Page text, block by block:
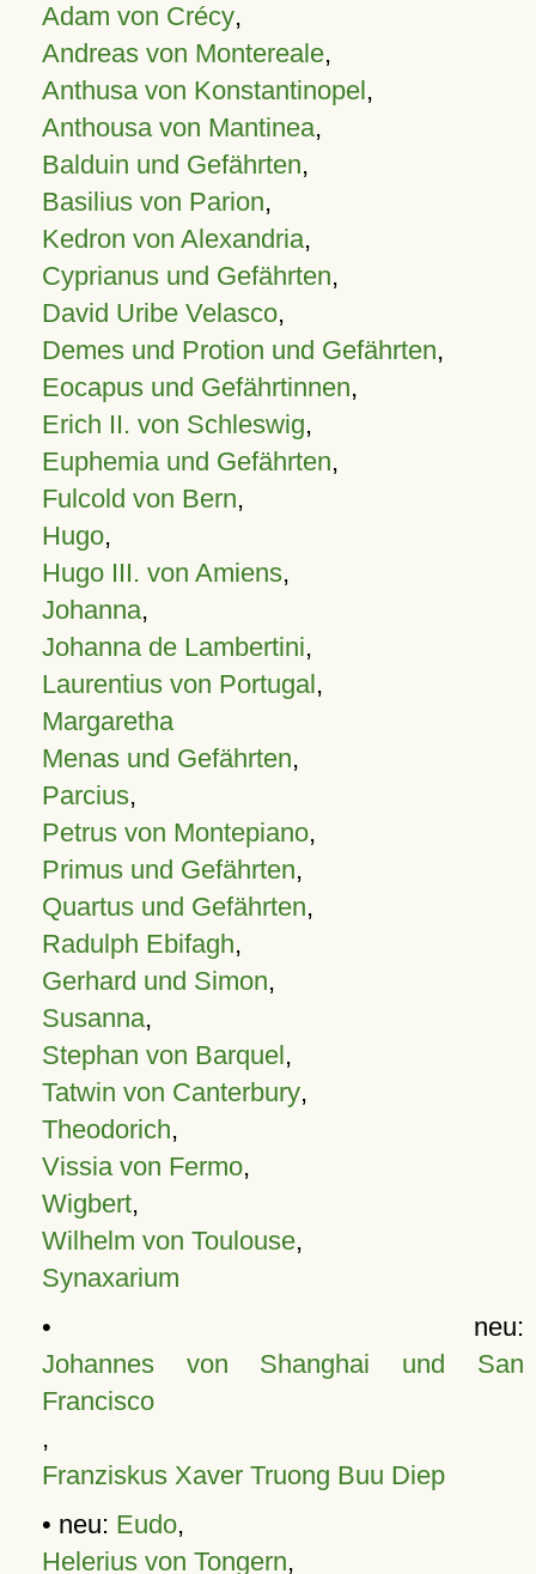
Adam von Crécy,
Andreas von Montereale,
Anthusa von Konstantinopel,
Anthousa von Mantinea,
Balduin und Gefährten,
Basilius von Parion,
Kedron von Alexandria,
Cyprianus und Gefährten,
David Uribe Velasco,
Demes und Protion und Gefährten,
Eocapus und Gefährtinnen,
Erich II. von Schleswig,
Euphemia und Gefährten,
Fulcold von Bern,
Hugo,
Hugo III. von Amiens,
Johanna,
Johanna de Lambertini,
Laurentius von Portugal,
Margaretha
Menas und Gefährten,
Parcius,
Petrus von Montepiano,
Primus und Gefährten,
Quartus und Gefährten,
Radulph Ebifagh,
Gerhard und Simon,
Susanna,
Stephan von Barquel,
Tatwin von Canterbury,
Theodorich,
Vissia von Fermo,
Wigbert,
Wilhelm von Toulouse,
Synaxarium
• neu:
Johannes von Shanghai und San
Francisco
,
Franziskus Xaver Truong Buu Diep
• neu: Eudo,
Helerius von Tongern,